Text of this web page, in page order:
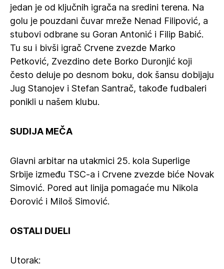
jedan je od ključnih igrača na sredini terena. Na
golu je pouzdani čuvar mreže Nenad Filipović, a
stubovi odbrane su Goran Antonić i Filip Babić.
Tu su i bivši igrač Crvene zvezde Marko
Petković, Zvezdino dete Borko Duronjić koji
često deluje po desnom boku, dok šansu dobijaju
Jug Stanojev i Stefan Santrač, takođe fudbaleri
ponikli u našem klubu.
SUDIJA MEČA
Glavni arbitar na utakmici 25. kola Superlige
Srbije između TSC-a i Crvene zvezde biće Novak
Simović. Pored aut linija pomagaće mu Nikola
Đorović i Miloš Simović.
OSTALI DUELI
Utorak: